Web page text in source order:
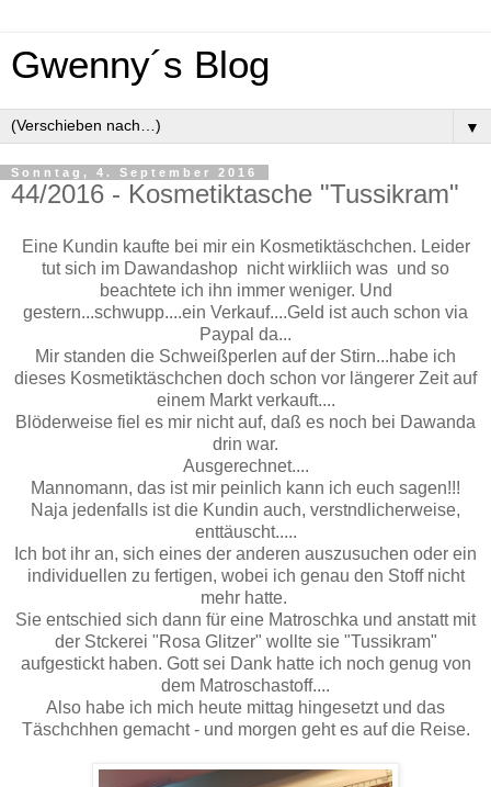
Gwenny´s Blog
▼
Sonntag, 4. September 2016
44/2016 - Kosmetiktasche "Tussikram"
Eine Kundin kaufte bei mir ein Kosmetiktäschchen. Leider
tut sich im Dawandashop nicht wirkliich was und so
beachtete ich ihn immer weniger. Und
gestern...schwupp....ein Verkauf....Geld ist auch schon via
Paypal da...
Mir standen die Schweißperlen auf der Stirn...habe ich
dieses Kosmetiktäschchen doch schon vor längerer Zeit auf
einem Markt verkauft....
Blöderweise fiel es mir nicht auf, daß es noch bei Dawanda
drin war.
Ausgerechnet....
Mannomann, das ist mir peinlich kann ich euch sagen!!!
Naja jedenfalls ist die Kundin auch, verstndlicherweise,
enttäuscht.....
Ich bot ihr an, sich eines der anderen auszusuchen oder ein
individuellen zu fertigen, wobei ich genau den Stoff nicht
mehr hatte.
Sie entschied sich dann für eine Matroschka und anstatt mit
der Stckerei "Rosa Glitzer" wollte sie "Tussikram"
aufgestickt haben. Gott sei Dank hatte ich noch genug von
dem Matroschastoff....
Also habe ich mich heute mittag hingesetzt und das
Täschchhen gemacht - und morgen geht es auf die Reise.